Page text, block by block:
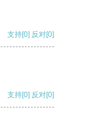
支持[0] 反对[0]
支持[0] 反对[0]